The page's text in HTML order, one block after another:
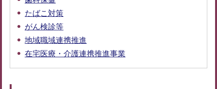
たばこ対策
がん検診等
地域職域連携推進
在宅医療・介護連携推進事業